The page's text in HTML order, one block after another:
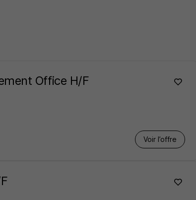
Office H/F
Voir l’offre